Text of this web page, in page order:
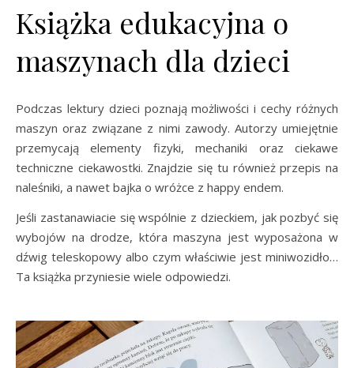
Książka edukacyjna o
maszynach dla dzieci
Podczas lektury dzieci poznają możliwości i cechy różnych
maszyn oraz związane z nimi zawody. Autorzy umiejętnie
przemycają elementy fizyki, mechaniki oraz ciekawe
techniczne ciekawostki. Znajdzie się tu również przepis na
naleśniki, a nawet bajka o wróżce z happy endem.
Jeśli zastanawiacie się wspólnie z dzieckiem, jak pozbyć się
wybojów na drodze, która maszyna jest wyposażona w
dźwig teleskopowy albo czym właściwie jest miniwozidło…
Ta książka przyniesie wiele odpowiedzi.